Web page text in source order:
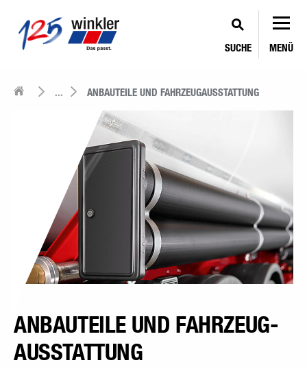
SUCHE MENÜ
... ANBAUTEILE UND FAHRZEUGAUSSTATTUNG
ANBAUTEILE UND FAHRZEUG­
AUSSTATTUNG